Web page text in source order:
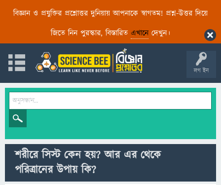
বিজ্ঞান ও প্রযুক্তির প্রশ্নোত্তর দুনিয়ায় আপনাকে স্বাগতম! প্রশ্ন-উত্তর দিয়ে
জিতে নিন পুরস্কার, বিস্তারিত এখানেদেখুন।
লগ ইন
শরীরে সিস্ট কেন হয়? আর এর থেকে
পরিত্রানের উপায় কি?